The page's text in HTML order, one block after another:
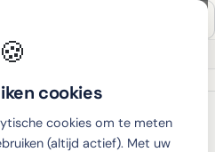
🍪
cookies
cookies om te meten
(altijd actief). Met uw
partner